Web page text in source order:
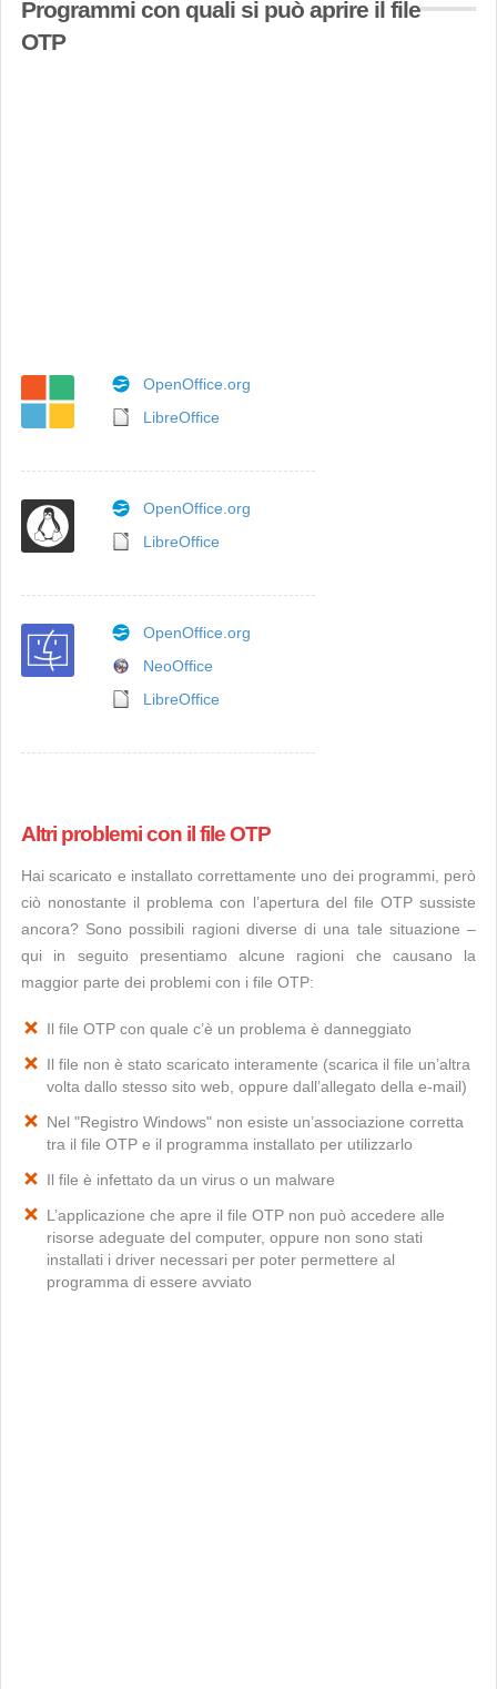
Programmi con quali si può aprire il file
OTP
OpenOffice.org
LibreOffice
OpenOffice.org
LibreOffice
OpenOffice.org
NeoOffice
LibreOffice
Altri problemi con il file OTP
Hai scaricato e installato correttamente uno dei programmi, però
ciò nonostante il problema con l’apertura del file OTP sussiste
ancora? Sono possibili ragioni diverse di una tale situazione –
qui in seguito presentiamo alcune ragioni che causano la
maggior parte dei problemi con i file OTP:
Il file OTP con quale c’è un problema è danneggiato
Il file non è stato scaricato interamente (scarica il file un’altra
volta dallo stesso sito web, oppure dall’allegato della e-mail)
Nel "Registro Windows" non esiste un’associazione corretta
tra il file OTP e il programma installato per utilizzarlo
Il file è infettato da un virus o un malware
L’applicazione che apre il file OTP non può accedere alle
risorse adeguate del computer, oppure non sono stati
installati i driver necessari per poter permettere al
programma di essere avviato